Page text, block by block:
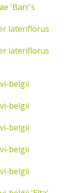
Vaste plant
Pink'
Blue'
Vaste
Kleine
plant
belgii
belgii